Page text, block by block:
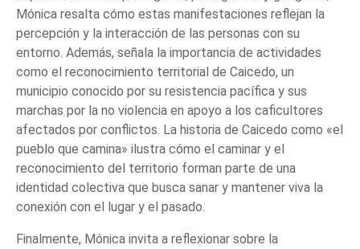
Mónica resalta cómo estas manifestaciones reflejan la
percepción y la interacción de las personas con su
entorno. Además, señala la importancia de actividades
como el reconocimiento territorial de Caicedo, un
municipio conocido por su resistencia pacífica y sus
marchas por la no violencia en apoyo a los caficultores
afectados por conflictos. La historia de Caicedo como «el
pueblo que camina» ilustra cómo el caminar y el
reconocimiento del territorio forman parte de una
identidad colectiva que busca sanar y mantener viva la
conexión con el lugar y el pasado.
Finalmente, Mónica invita a reflexionar sobre la